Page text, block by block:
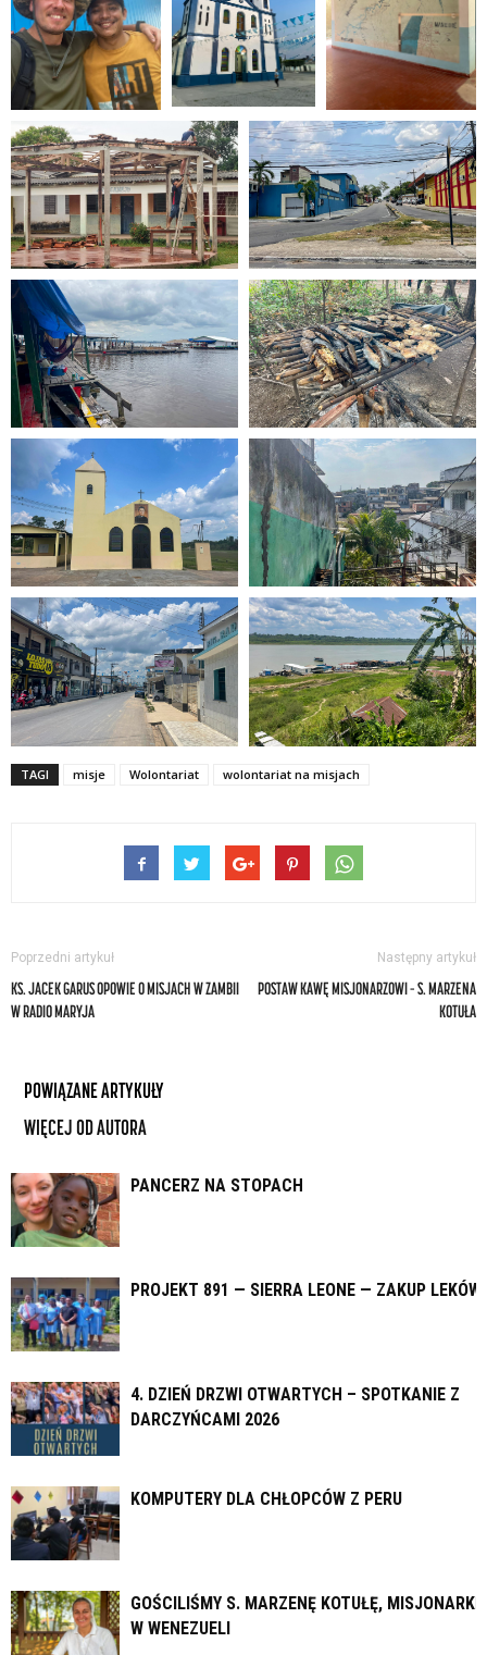
TAGI misje Wolontariat wolontariat na misjach
Poprzedni artykuł
KS. JACEK GARUS OPOWIE O MISJACH W ZAMBII
W RADIO MARYJA
Następny artykuł
POSTAW KAWĘ MISJONARZOWI – S. MARZENA
KOTUŁA
POWIĄZANE ARTYKUŁY
WIĘCEJ OD AUTORA
PANCERZ NA STOPACH
PROJEKT 891 — SIERRA LEONE — ZAKUP LEKÓW
4. DZIEŃ DRZWI OTWARTYCH – SPOTKANIE Z
DARCZYŃCAMI 2026
KOMPUTERY DLA CHŁOPCÓW Z PERU
GOŚCILIŚMY S. MARZENĘ KOTUŁĘ, MISJONARKĘ
W WENEZUELI